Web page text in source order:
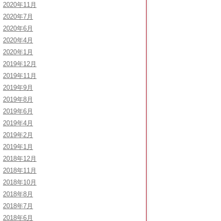
2020年11月
2020年7月
2020年6月
2020年4月
2020年1月
2019年12月
2019年11月
2019年9月
2019年8月
2019年6月
2019年4月
2019年2月
2019年1月
2018年12月
2018年11月
2018年10月
2018年8月
2018年7月
2018年6月